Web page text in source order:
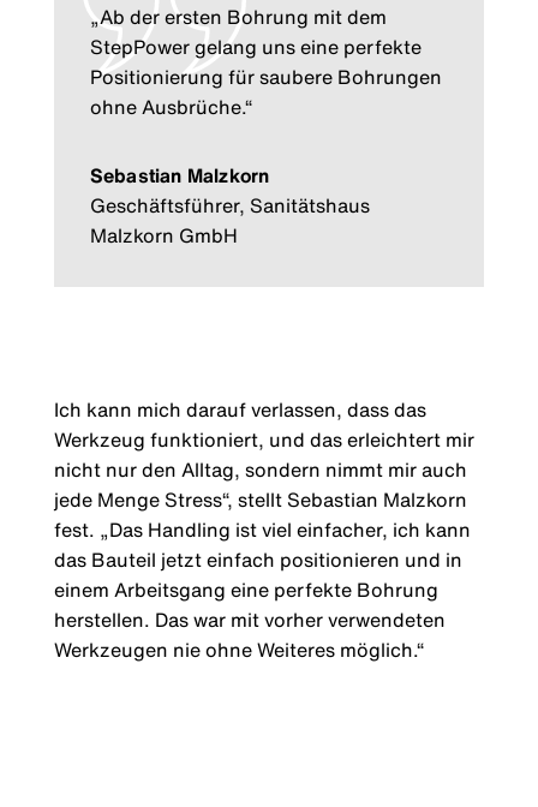
„Ab der ersten Bohrung mit dem
StepPower gelang uns eine perfekte
Positionierung für saubere Bohrungen
ohne Ausbrüche.“
Sebastian Malzkorn
Geschäftsführer, Sanitätshaus
Malzkorn GmbH
Ich kann mich darauf verlassen, dass das
Werkzeug funktioniert, und das erleichtert mir
nicht nur den Alltag, sondern nimmt mir auch
jede Menge Stress“, stellt Sebastian Malzkorn
fest. „Das Handling ist viel einfacher, ich kann
das Bauteil jetzt einfach positionieren und in
einem Arbeitsgang eine perfekte Bohrung
herstellen. Das war mit vorher verwendeten
Werkzeugen nie ohne Weiteres möglich.“